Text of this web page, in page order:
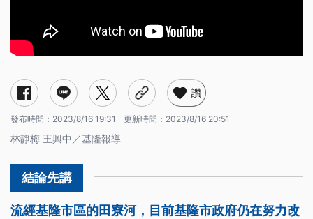
讚
發布時間： 2023/8/16 19:31 更新時間： 2023/8/16 20:51
林靜梅 王興中／基隆報導
流經基隆市區的田寮河，目前基隆市政府仍在努力改